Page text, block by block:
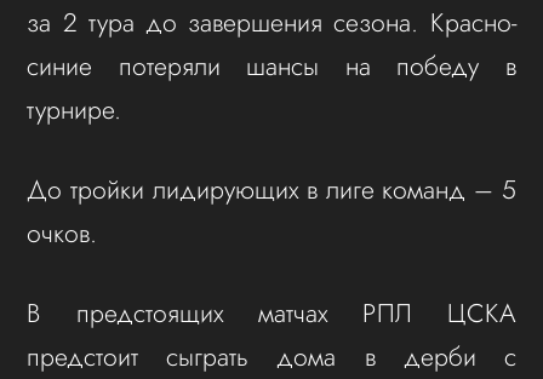
за 2 тура до завершения сезона. Красно-
синие потеряли шансы на победу в
турнире.
До тройки лидирующих в лиге команд – 5
очков.
В предстоящих матчах РПЛ ЦСКА
предстоит сыграть дома в дерби с